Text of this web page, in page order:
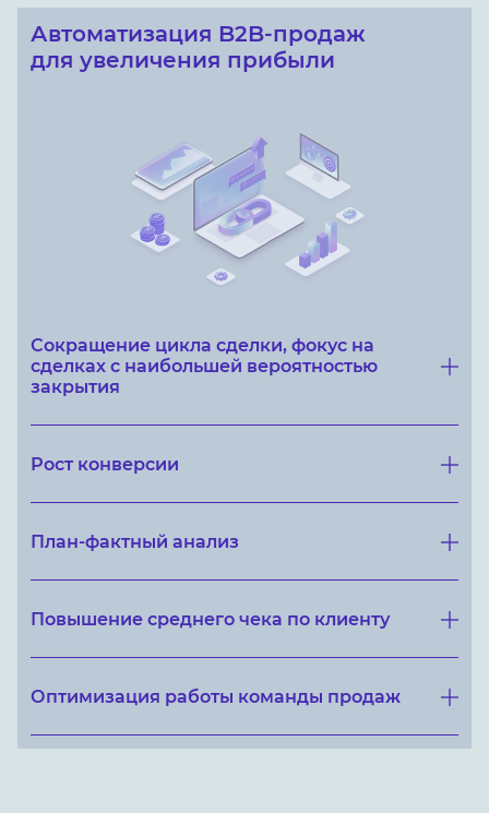
Автоматизация B2B-продаж
для увеличения прибыли
Сокращение цикла сделки, фокус на
сделках с наибольшей вероятностью
закрытия
Рост конверсии
План-фактный анализ
Повышение среднего чека по клиенту
Оптимизация работы команды продаж